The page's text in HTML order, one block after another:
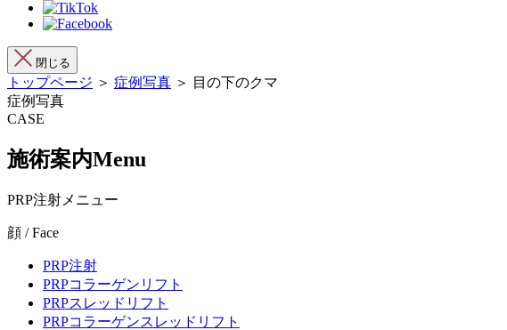
閉じる
トップページ ＞ 症例写真 ＞ 目の下のクマ
症例写真
CASE
施術案内Menu
PRP注射メニュー
顔 / Face
PRP注射
PRPコラーゲンリフト
PRPスレッドリフト
PRPコラーゲンスレッドリフト